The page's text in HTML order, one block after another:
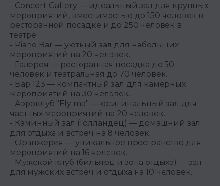
- Concert Gallery — идеальный зал для крупных
мероприятий, вместимостью до 150 человек в
ресторанной посадке и до 250 человек в
театре.
- Piano Bar — уютный зал для небольших
мероприятий на 20 человек.
- Галерея — ресторанная посадка до 50
человек и театральная до 70 человек.
- Бар 123 — компактный зал для камерных
мероприятий на 30 человек.
- Аэроклуб "Fly me" — оригинальный зал для
частных мероприятий на 20 человек.
- Каминный зал (Голландец) — домашний зал
для отдыха и встреч на 8 человек.
- Оранжерея — уникальное пространство для
мероприятий на 16 человек.
- Мужской клуб (бильярд и зона отдыха) — зал
для мужских встреч и отдыха на 10 человек.